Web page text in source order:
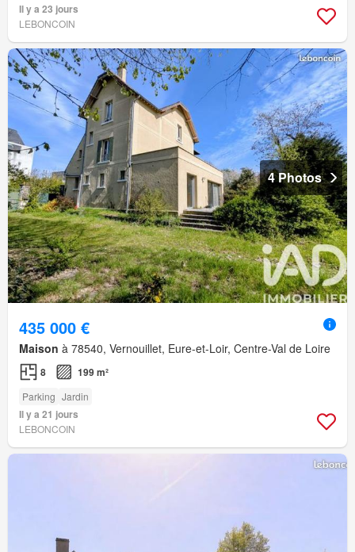
Il y a 23 jours
LEBONCOIN
4 Photos
435 000 €
Maison à 78540, Vernouillet, Eure-et-Loir, Centre-Val de Loire
8 199 m²
Parking Jardin
Il y a 21 jours
LEBONCOIN